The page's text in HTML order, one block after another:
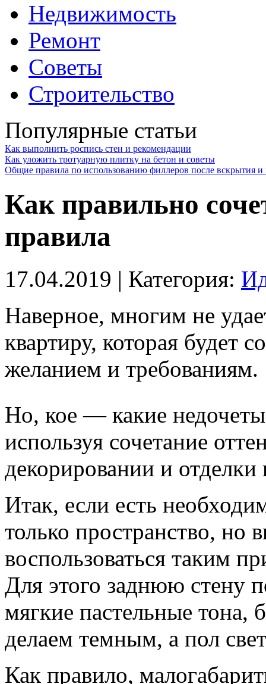
Недвижимость
Ремонт
Советы
Строительство
Популярные статьи
Как выполнить роспись стен и рекомендации
Как уложить тротуарную плитку на бетон и советы
Общие правила по использованию филлеров после вскрытия и
Как правильно
правила
17.04.2019 | Категория:
Наверное, многим не
квартиру, которая будет
желанием и требованиям.
Но, кое — какие
используя сочетание
декорировании и отделки
Итак, если есть
только пространство, но
воспользоваться таким
Для этого заднюю стену
мягкие пастельные тона,
делаем темным, а пол
Как правило,